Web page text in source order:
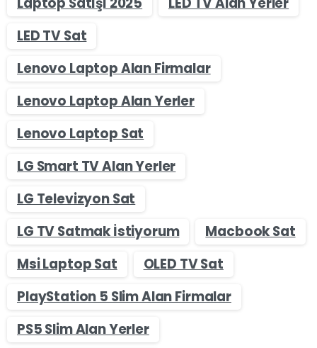
LED TV Sat
Lenovo Laptop Alan Firmalar
Lenovo Laptop Alan Yerler
Lenovo Laptop Sat
LG Smart TV Alan Yerler
LG Televizyon Sat
LG TV Satmak İstiyorum
Macbook Sat
Msi Laptop Sat
OLED TV Sat
PlayStation 5 Slim Alan Firmalar
PS5 Slim Alan Yerler